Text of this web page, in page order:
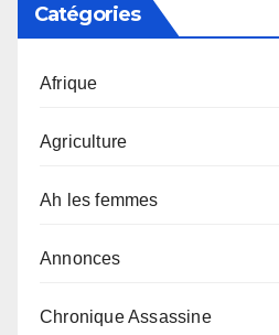
Catégories
Afrique
Agriculture
Ah les femmes
Annonces
Chronique Assassine